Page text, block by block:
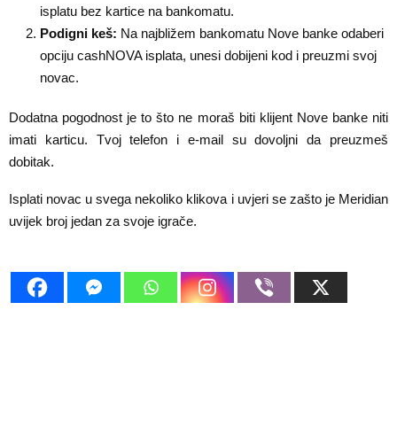
isplatu bez kartice na bankomatu.
Podigni keš: Na najbližem bankomatu Nove banke odaberi
opciju cashNOVA isplata, unesi dobijeni kod i preuzmi svoj
novac.
Dodatna pogodnost je to što ne moraš biti klijent Nove banke niti
imati karticu. Tvoj telefon i e-mail su dovoljni da preuzmeš
dobitak.
Isplati novac u svega nekoliko klikova i uvjeri se zašto je Meridian
uvijek broj jedan za svoje igrače.